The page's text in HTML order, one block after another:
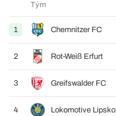
Tým
1 Chemnitzer FC
2 Rot-Weiß Erfurt
3 Greifswalder FC
4 Lokomotive Lipsko